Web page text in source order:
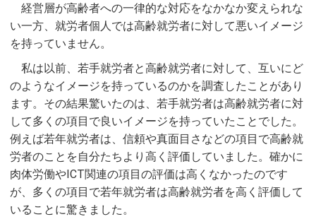
経営層が高齢者への一律的な対応をなかなか変えられな
い一方、就労者個人では高齢就労者に対して悪いイメージ
を持っていません。
私は以前、若手就労者と高齢就労者に対して、互いにど
のようなイメージを持っているのかを調査したことがあり
ます。その結果驚いたのは、若手就労者は高齢就労者に対
して多くの項目で良いイメージを持っていたことでした。
例えば若年就労者は、信頼や真面目さなどの項目で高齢就
労者のことを自分たちより高く評価していました。確かに
肉体労働やICT関連の項目の評価は高くなかったのです
が、多くの項目で若年就労者は高齢就労者を高く評価して
いることに驚きました。